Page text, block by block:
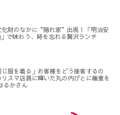
化財のなかに“隠れ家”出現！「明治安
で味わう、時を忘れる贅沢ランチ
じ服を着る」お客様をどう接客するの
スマ店員に輝いた丸の内びとに極意を
かさん